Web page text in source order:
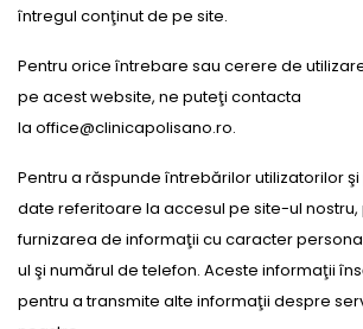
întregul conţinut de pe site.
Pentru orice întrebare sau cerere de
pe acest website, ne puteţi contacta
la office@clinicapolisano.ro.
Pentru a răspunde întrebărilor utilizatorilor
date referitoare la accesul pe site-ul
furnizarea de informaţii cu caracter
ul şi numărul de telefon. Aceste informaţii
pentru a transmite alte informaţii despre